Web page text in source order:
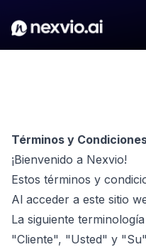
Términos y
¡Bienvenido a Nexvio!
Estos términos y
Al acceder a este sitio
La siguiente
"Cliente", "Usted" y